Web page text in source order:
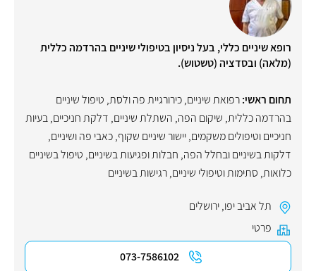
רופא שיניים כללי, בעל ניסיון בטיפולי שיניים בהרדמה כללית
(מלאה) ובסדציה (טשטוש).
תחום ראשי:רפואת שיניים,כירורגיית פה ולסת, טיפול שיניים
בהרדמה כללית, שיקום הפה, השתלת שיניים, דלקת חניכיים,בעיות
חניכיים וטיפולים משקמים,יישור שיניים שקוף,כאבי פה ושיניים,
דלקות בשיניים ובחלל הפה, חבלות ופגיעות בשיניים, טיפול בשיניים
כלואות, סתימות וטיפולי שיניים,רגישות בשיניים
תל אביב יפו,ירושלים
פרטי
073-7586102